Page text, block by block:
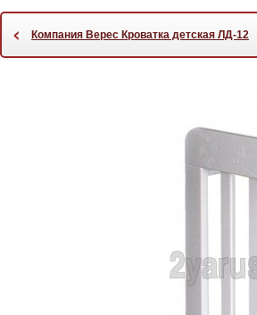
‹ Компания Верес Кроватка детская ЛД-12